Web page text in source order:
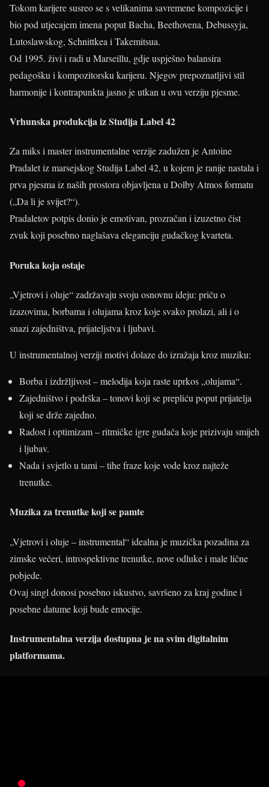
Tokom karijere susreo se s velikanima savremene kompozicije i
bio pod utjecajem imena poput Bacha, Beethovena, Debussyja,
Lutoslawskog, Schnittkea i Takemitsua.
Od 1995. živi i radi u Marseillu, gdje uspješno balansira
pedagošku i kompozitorsku karijeru. Njegov prepoznatljivi stil
harmonije i kontrapunkta jasno je utkan u ovu verziju pjesme.
Vrhunska produkcija iz Studija Label 42
Za miks i master instrumentalne verzije zadužen je Antoine
Pradalet iz marsejskog Studija Label 42, u kojem je ranije nastala i
prva pjesma iz naših prostora objavljena u Dolby Atmos formatu
(„Da li je svijet?“).
Pradaletov potpis donio je emotivan, prozračan i izuzetno čist
zvuk koji posebno naglašava eleganciju gudačkog kvarteta.
Poruka koja ostaje
„Vjetrovi i oluje“ zadržavaju svoju osnovnu ideju: priču o
izazovima, borbama i olujama kroz koje svako prolazi, ali i o
snazi zajedništva, prijateljstva i ljubavi.
U instrumentalnoj verziji motivi dolaze do izražaja kroz muziku:
Borba i izdržljivost – melodija koja raste uprkos „olujama“.
Zajedništvo i podrška – tonovi koji se prepliću poput prijatelja
koji se drže zajedno.
Radost i optimizam – ritmičke igre gudača koje prizivaju smijeh
i ljubav.
Nada i svjetlo u tami – tihe fraze koje vode kroz najteže
trenutke.
Muzika za trenutke koji se pamte
„Vjetrovi i oluje – instrumental“ idealna je muzička pozadina za
zimske večeri, introspektivne trenutke, nove odluke i male lične
pobjede.
Ovaj singl donosi posebno iskustvo, savršeno za kraj godine i
posebne datume koji bude emocije.
Instrumentalna verzija dostupna je na svim digitalnim
platformama.